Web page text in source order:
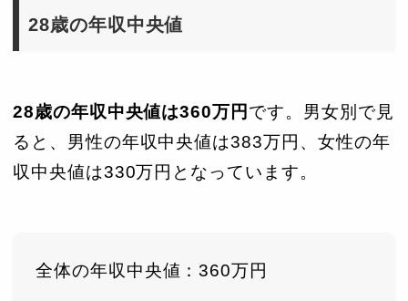
28歳の年収中央値
28歳の年収中央値は360万円 です。男女別で見
ると、男性の年収中央値は383万円、女性の年
収中央値は330万円となっています。
全体の年収中央値：360万円